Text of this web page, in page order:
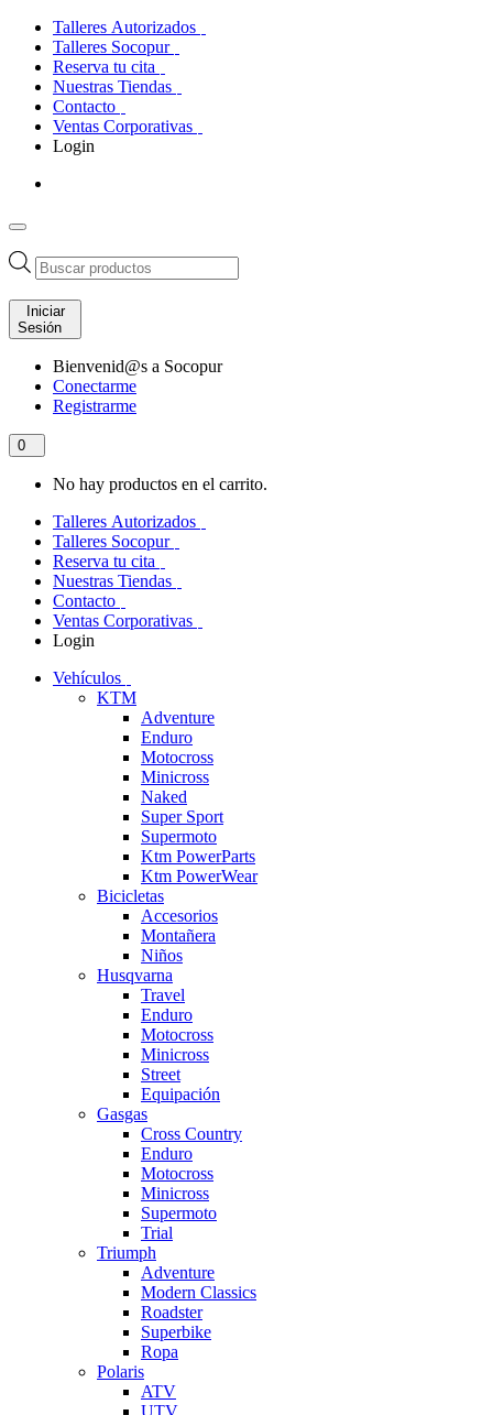
Talleres Autorizados
Talleres Socopur
Reserva tu cita
Nuestras Tiendas
Contacto
Ventas Corporativas
Login
Búsqueda
de
productos
Iniciar
Sesión
Bienvenid@s a Socopur
Conectarme
Registrarme
0
No hay productos en el carrito.
Talleres Autorizados
Talleres Socopur
Reserva tu cita
Nuestras Tiendas
Contacto
Ventas Corporativas
Login
Vehículos
KTM
Adventure
Enduro
Motocross
Minicross
Naked
Super Sport
Supermoto
Ktm PowerParts
Ktm PowerWear
Bicicletas
Accesorios
Montañera
Niños
Husqvarna
Travel
Enduro
Motocross
Minicross
Street
Equipación
Gasgas
Cross Country
Enduro
Motocross
Minicross
Supermoto
Trial
Triumph
Adventure
Modern Classics
Roadster
Superbike
Ropa
Polaris
ATV
UTV